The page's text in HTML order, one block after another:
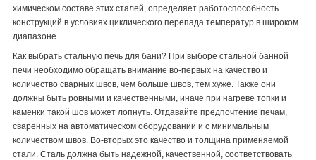
химическом составе этих сталей, определяет работоспособность
конструкций в условиях циклического перепада температур в широком
диапазоне.
Как выбрать стальную печь для бани? При выборе стальной банной
печи необходимо обращать внимание во-первых на качество и
количество сварных швов, чем больше швов, тем хуже. Также они
должны быть ровными и качественными, иначе при нагреве топки и
каменки такой шов может лопнуть. Отдавайте предпочтение печам,
сваренных на автоматическом оборудовании и с минимальным
количеством швов. Во-вторых это качество и толщина применяемой
стали. Сталь должна быть надежной, качественной, соответствовать